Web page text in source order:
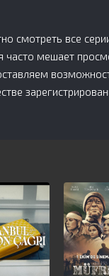
смотреть все
часто мешает